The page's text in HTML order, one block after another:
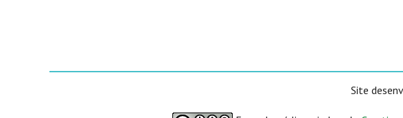
Site